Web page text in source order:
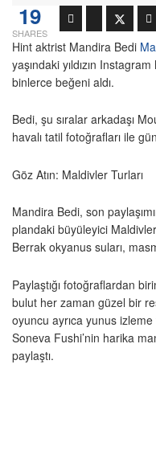
19
SHARES
Hint aktrist Mandira Bedi
yaşındaki yıldızın
binlerce beğeni aldı.
Bedi, şu sıralar arkadaşı
havalı tatil fotoğrafları ile
Göz Atın: Maldivler Turları
Mandira Bedi, son
plandaki büyüleyici
Berrak okyanus suları,
Paylaştığı fotoğraflardan
bulut her zaman güzel bir
oyuncu ayrıca yunus izleme
Soneva Fushi’nin harika
paylaştı.